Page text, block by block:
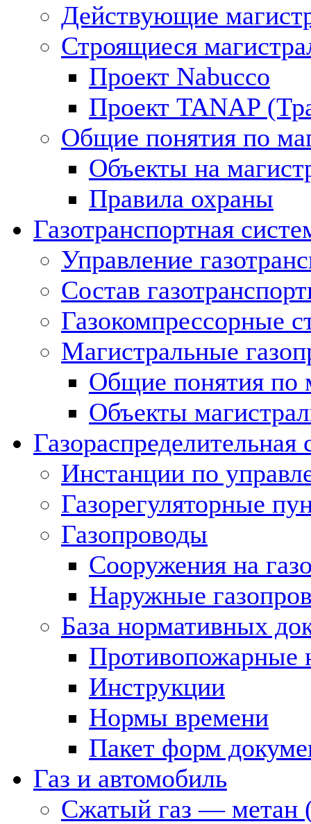
Действующие
Строящиеся
Проект Nabucco
Проект TANAP
Общие понятия по
Объекты на
Правила охраны
Газотранспортная
Управление
Состав
Газокомпрессорные
Магистральные
Общие понятия по
Объекты
Газораспределительная
Инстанции по
Газорегуляторные
Газопроводы
Сооружения на
Наружные
База нормативных
Противопожарные
Инструкции
Нормы времени
Пакет форм
Газ и автомобиль
Сжатый газ — метан